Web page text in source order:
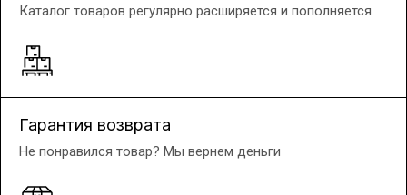
Каталог товаров регулярно расширяется и пополняется
Гарантия возврата
Не понравился товар? Мы вернем деньги